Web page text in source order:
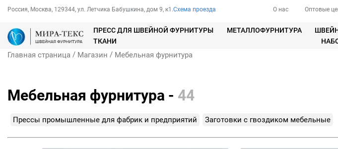
Россия, Москва, 129344, ул. Летчика Бабушкина, дом 9, к1.Схема проезда О нас Оптовые
ПРЕСС ДЛЯ ШВЕЙНОЙ ФУРНИТУРЫ МЕТАЛЛОФУРНИТУРА
ТКАНИ
Главная страница / Магазин / Мебельная фурнитура
Мебельная фурнитура - 44
Прессы промышленные для фабрик и предприятий Заготовки с гвоздиком мебельные